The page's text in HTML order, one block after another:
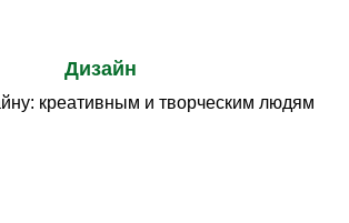
Дизайн
креативным и творческим людям